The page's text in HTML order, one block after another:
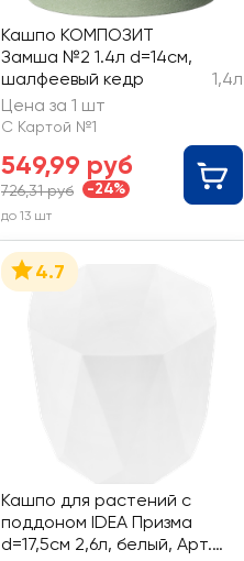
Кашпо КОМПОЗИТ
Замша №2 1.4л d=14см,
шалфеевый кедр
1,4л
Цена за 1 шт
С Картой №1
549,99 руб
726,31 руб -24%
до 13 шт
4.7
Кашпо для растений с
поддоном IDEA Призма
d=17,5см 2,6л, белый, Арт.